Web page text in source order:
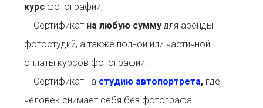
курсфотографии;
— Сертификат на любую суммудля аренды
фотостудий, а также полной или частичной
оплаты курсов фотографии.
— Сертификат на студию автопортрета,где
человек снимает себя без фотографа.